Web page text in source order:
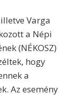
Varga
a Népi
(NÉKOSZ)
hogy
a
Az esemény